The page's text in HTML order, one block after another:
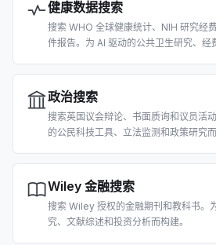
健康数据搜索
搜索 WHO 全球健康统计、NIH 研究经
件报告。为 AI 驱动的公共卫生研究、经
政治搜索
搜索英国议会辩论、书面质询和议员活
的公民科技工具、立法监测和政策研究而
Wiley 金融搜索
搜索 Wiley 授权的金融期刊和教科书。
究、文献综述和投资分析而构建。